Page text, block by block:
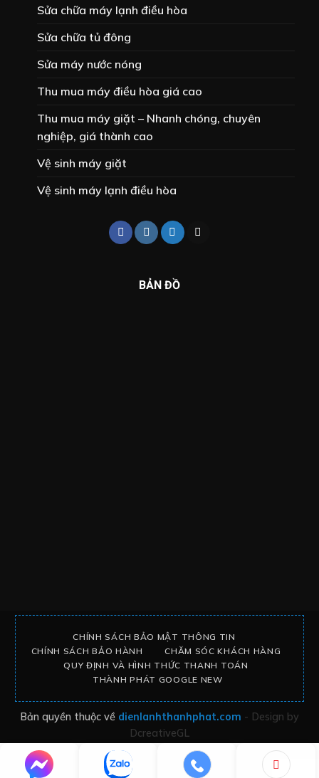
Sửa chữa máy lạnh điều hòa
Sửa chữa tủ đông
Sửa máy nước nóng
Thu mua máy điều hòa giá cao
Thu mua máy giặt – Nhanh chóng, chuyên
nghiệp, giá thành cao
Vệ sinh máy giặt
Vệ sinh máy lạnh điều hòa
BẢN ĐỒ
CHÍNH SÁCH BẢO MẬT THÔNG TIN
CHÍNH SÁCH BẢO HÀNH
CHĂM SÓC KHÁCH HÀNG
QUY ĐỊNH VÀ HÌNH THỨC THANH TOÁN
THÀNH PHÁT GOOGLE NEW
Bản quyền thuộc về dienlanhthanhphat.com - Design by
DcreativeGL